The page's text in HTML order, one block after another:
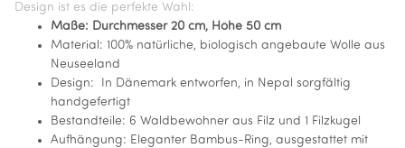
Design ist es die perfekte Wahl:
Maße: Durchmesser 20 cm, Höhe 50 cm
Material: 100% natürliche, biologisch angebaute Wolle aus
Neuseeland
Design: In Dänemark entworfen, in Nepal sorgfältig
handgefertigt
Bestandteile: 6 Waldbewohner aus Filz und 1 Filzkugel
Aufhängung: Eleganter Bambus-Ring, ausgestattet mit